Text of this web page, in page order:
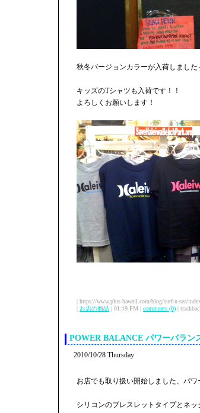
秋冬バージョンカラーが入荷しました
キッズのTシャツも入荷です！！
よろしくお願いします！
| https://www.plus-hawaii.com/blog/surf-n-sea/
| お店の商品 | 01:19 PM | comments (0) |
POWER BALANCE パワーバラン
2010/10/28 Thursday
お店でも取り扱い開始しました、パワ
シリコンのブレスレットタイプとネッ